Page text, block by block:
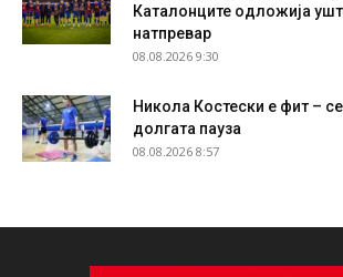
Каталонците одложија
натпревар
08.08.2026 9:30
Никола Костески е фит –
долгата пауза
08.08.2026 8:57